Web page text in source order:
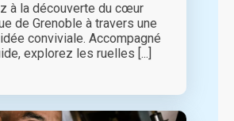
à la découverte du cœur
de Grenoble à travers une
conviviale. Accompagné
explorez les ruelles [...]